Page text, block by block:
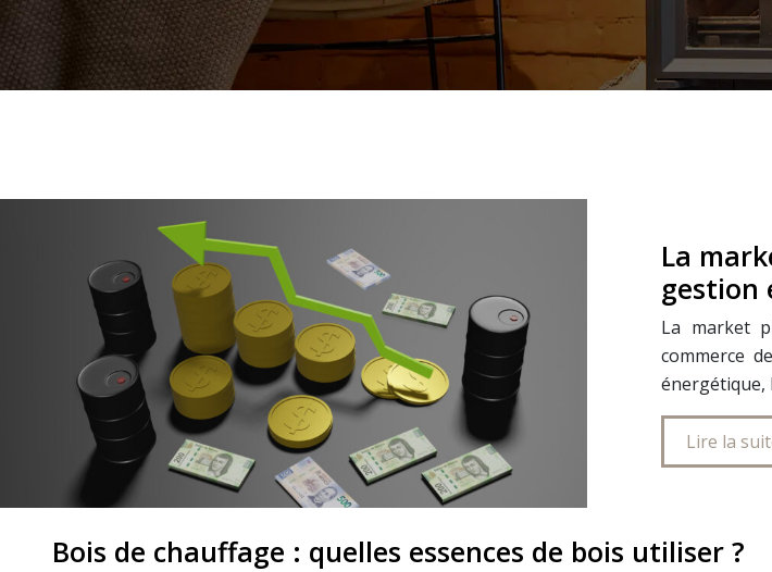
La
gestion
La market
commerce
énergétique,
Lire la
Bois de chauffage : quelles essences de bois utiliser ?